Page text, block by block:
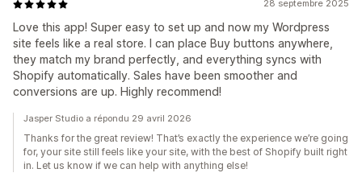
28 septembre 2025
Love this app! Super easy to set up and now my Wordpress
site feels like a real store. I can place Buy buttons anywhere,
they match my brand perfectly, and everything syncs with
Shopify automatically. Sales have been smoother and
conversions are up. Highly recommend!
Jasper Studio a répondu 29 avril 2026
Thanks for the great review! That’s exactly the experience we’re going
for, your site still feels like your site, with the best of Shopify built right
in. Let us know if we can help with anything else!